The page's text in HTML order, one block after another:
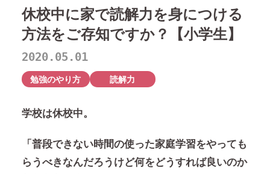
休校中に家で読解力を身につける
方法をご存知ですか？【小学生】
2020.05.01
勉強のやり方 読解力
学校は休校中。
「普段できない時間の使った家庭学習をやっても
らうべきなんだろうけど何をどうすれば良いのか